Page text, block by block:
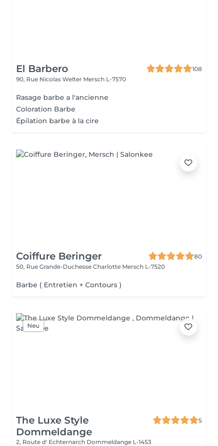
El Barbero
108
90, Rue Nicolas Welter Mersch L-7570
Rasage barbe a l'ancienne
Coloration Barbe
Épilation barbe à la cire
Coiffure Beringer
80
50, Rue Grande-Duchesse Charlotte Mersch L-7520
Barbe ( Entretien + Contours )
Neu
The Luxe Style
Dommeldange
5
2, Route d' Echternarch Dommeldange L-1453